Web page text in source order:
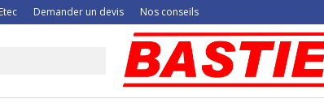
Demander un devis Nos conseils